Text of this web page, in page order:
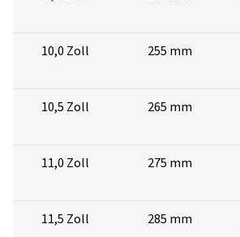
10,0 Zoll 255 mm
10,5 Zoll 265 mm
11,0 Zoll 275 mm
11,5 Zoll 285 mm